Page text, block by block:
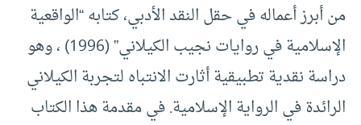
من أبرز أعماله في حقل النقد الأدبي، كتابه “الواقعية
الإسلامية في روايات نجيب الكيلاني” (1996) ، وهو
دراسة نقدية تطبيقية أثارت الانتباه لتجربة الكيلاني
الرائدة في الرواية الإسلامية. في مقدمة هذا الكتاب